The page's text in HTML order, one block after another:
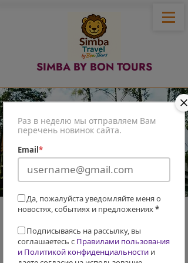
Раз в неделю мы отправляем Вам
перечень новинок сайта.
Email*
Да, пожалуйста уведомляйте меня о
новостях, событиях и предложениях*
Подписываясь на рассылку, вы
соглашаетесь с Правилами пользования
и Политикой конфиденциальности и
SIMBA BY BON TOURS
Title